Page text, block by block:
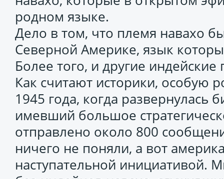
родном языке.
Дело в том, что племя навахо
Северной Америке, язык
Более того, и другие
Как считают историки, особую
1945 года, когда развернулась
имевший большое
отправлено около 800
ничего не поняли, а вот
наступательной инициативой.